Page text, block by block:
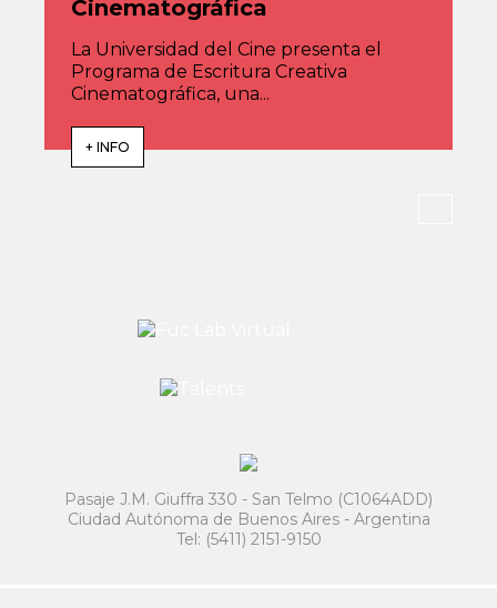
Cinematográfica
La Universidad del Cine presenta el
Programa de Escritura Creativa
Cinematográfica, una...
+ INFO
Pasaje J.M. Giuffra 330 - San Telmo (C1064ADD)
Ciudad Autónoma de Buenos Aires - Argentina
Tel: (5411) 2151-9150